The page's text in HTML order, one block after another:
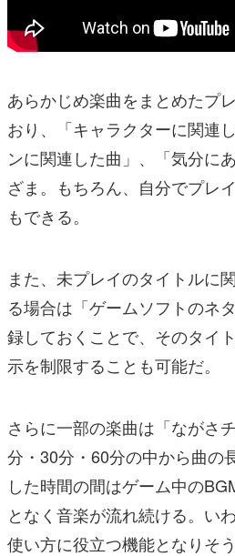
あらかじめ楽曲をまとめたプ
おり、「キャラクターに関連
ンに関連した曲」、「気分に
ざま。もちろん、自分でプレ
もできる。
また、未プレイのタイトルに
る場合は「ゲームソフトのネ
録しておくことで、そのタイ
示を制限することも可能だ。
さらに一部の楽曲は「ながさ
分・30分・60分の中から曲の
した時間の間はゲーム中の
となく音楽が流れ続ける。い
使い方に役立つ機能となりそう